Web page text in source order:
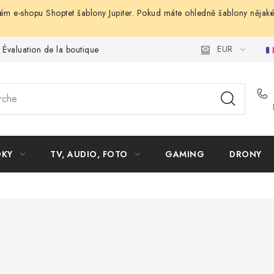
e-shopu Shoptet šablony Jupiter. Pokud máte ohledně šablony
Évaluation de la boutique EUR
TV, AUDIO, FOTO GAMING DRONY